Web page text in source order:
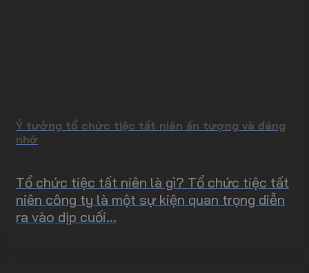
Ý tưởng tổ chức tiệc tất niên ấn tượng và đáng
nhớ
Tổ chức tiệc tất niên là gì? Tổ chức tiệc tất
niên công ty là một sự kiện quan trọng diễn
ra vào dịp cuối...